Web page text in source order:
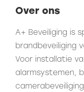
Over ons
A+ Beveiliging is
brandbeveiliging
Voor installatie
alarmsystemen,